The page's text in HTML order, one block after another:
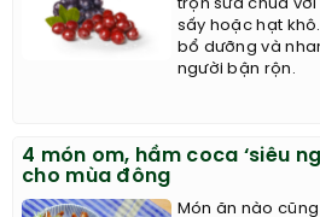
trộn sữa chua
sấy hoặc hạt
bổ dưỡng và
người bận rộn.
4 món om, hầm coca ‘siêu
cho mùa đông